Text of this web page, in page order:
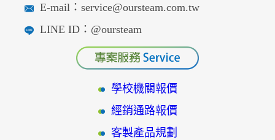
E-mail：service@oursteam.com.tw
LINE ID：@oursteam
學校機關報價
經銷通路報價
客製產品規劃